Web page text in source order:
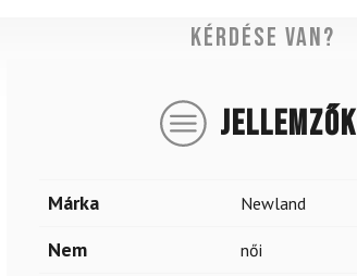
Kérdése van?
JELLEMZŐK
Márka Newland
Nem női